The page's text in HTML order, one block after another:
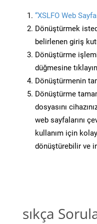
“XSLFO Web
Dönüştürmek
belirlenen giriş
Dönüştürme
düğmesine
Dönüştürmenin
Dönüştürme
dosyasını
web sayfalarını
kullanım için
dönüştürebilir ve
sıkça